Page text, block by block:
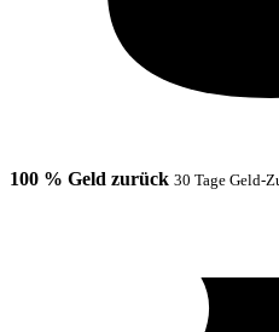
100 % Geld zurück 30 Tage Geld-